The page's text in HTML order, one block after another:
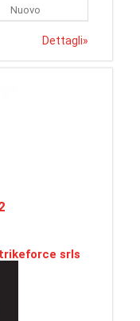
Nuovo
Dettagli»
srls